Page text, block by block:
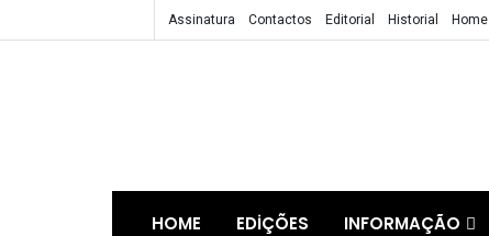
Assinatura Contactos Editorial Historial Home
HOME EDIÇÕES INFORMAÇÃO